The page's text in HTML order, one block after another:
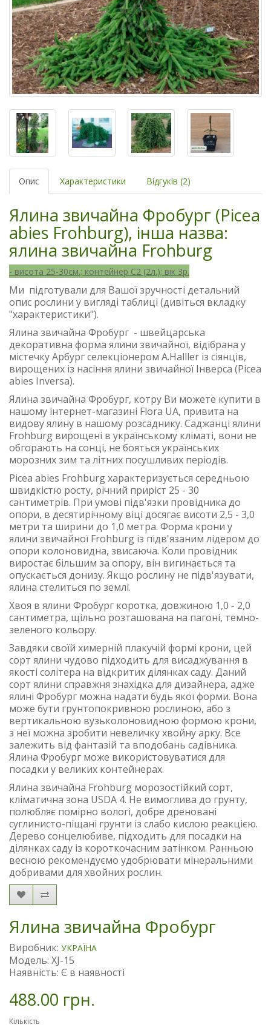
Опис Характеристики Відгуків (2)
Ялина звичайна Фробург (Picea
abies Frohburg), інша назва:
ялина звичайна Frohburg
- висота 25-30см.; контейнер С2 (2л.); вік 3р.
Ми підготували для Вашої зручності детальний
опис рослини у вигляді таблиці (дивіться вкладку
"характеристики").
Ялина звичайна Фробург - швейцарська
декоративна форма ялини звичайної, відібрана у
містечку Арбург селекціонером A.Halller із сіянців,
вирощених із насіння ялини звичайної Інверса (Picea
abies Inversa).
Ялина звичайна Фробург, котру Ви можете купити в
нашому інтернет-магазині Flora UA, привита на
видову ялину в нашому розсаднику. Саджанці ялини
Frohburg вирощені в українському кліматі, вони не
обгорають на сонці, не бояться українських
морозних зим та літних посушливих періодів.
Picea abies Frohburg характеризується середньою
швидкістю росту, річний приріст 25 - 30
сантиметрів. При умові підв'язки провідника до
опори, в десятирічному віці досягає висоти 2,5 - 3,0
метри та ширини до 1,0 метра. Форма крони у
ялини звичайної Frohburg із підв'язаним лідером до
опори колоновидна, звисаюча. Коли провідник
виростає більшим за опору, він вигинається та
опускається донизу. Якщо рослину не підв'язувати,
ялина стелиться по землі.
Хвоя в ялини Фробург коротка, довжиною 1,0 - 2,0
сантиметра, щільно розташована на пагоні, темно-
зеленого кольору.
Завдяки своїй химерній плакучій формі крони, цей
сорт ялини чудово підходить для висаджування в
якості солітера на відкритих ділянках саду. Даний
сорт ялини справжня знахідка для дизайнера, адже
ялині Фробург можна надати будь якої форми. Вона
може бути грунтопокривною рослиною, або з
вертикальною вузьколоновидною формою крони,
з неї можна зробити невеличку хвойну арку. Все
залежить від фантазій та вподобань садівника.
Ялина Фробург може використовуватися для
посадки у великих контейнерах.
Ялина звичайна Frohburg морозостійкий сорт,
кліматична зона USDA 4. Не вимоглива до грунту,
полюбляє помірно вологі, добре дреновані
суглинисто-піщані грунти із слабо кислою реакцією.
Дерево сонцелюбиве, підходить для посадки на
ділянках саду із короткочасним затінком. Ранньою
весною рекомендуємо удобрювати мінеральними
добривами для хвойних рослин.
Ялина звичайна Фробург
Виробник: УКРАЇНА
Модель: XJ-15
Наявність: Є в наявності
488.00 грн.
Кількість